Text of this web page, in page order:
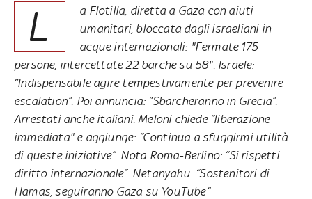
L
a Flotilla, diretta a Gaza con aiuti
umanitari, bloccata dagli israeliani in
acque internazionali: "Fermate 175
persone, intercettate 22 barche su 58". Israele:
“Indispensabile agire tempestivamente per prevenire
escalation”. Poi annuncia: “Sbarcheranno in Grecia”.
Arrestati anche italiani. Meloni chiede “liberazione
immediata" e aggiunge: “Continua a sfuggirmi utilità
di queste iniziative”. Nota Roma-Berlino: “Si rispetti
diritto internazionale”. Netanyahu: “Sostenitori di
Hamas, seguiranno Gaza su YouTube”